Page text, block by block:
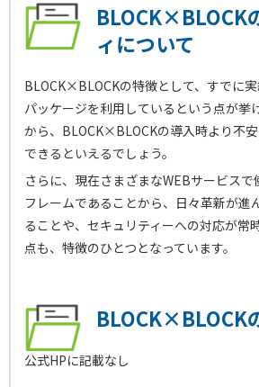
BLOCK×BLOCK
ィについて
BLOCK×BLOCKの特徴として、すでに
パッケージを利用しているという点が挙
から、BLOCK×BLOCKの導入時より不
できるといえるでしょう。
さらに、現在さまざまなWEBサービス
フレームであることから、日々革新が進
ることや、セキュリティーへの対応が常
点も、特徴のひとつとなっています。
BLOCK×BLOCK
公式HPに記載なし